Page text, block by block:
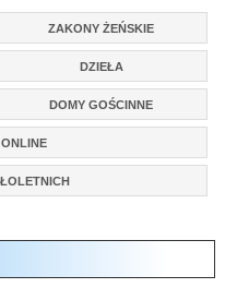
ZAKONY ŻEŃSKIE
DZIEŁA
DOMY GOŚCINNE